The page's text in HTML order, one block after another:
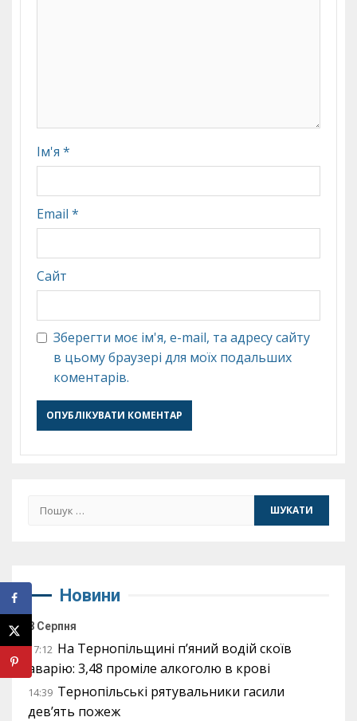
Ім'я *
Email *
Сайт
Зберегти моє ім'я, e-mail, та адресу сайту
в цьому браузері для моїх подальших
коментарів.
Пошук:
Новини
8 Серпня
17:12 На Тернопільщині п’яний водій скоїв
аварію: 3,48 проміле алкоголю в крові
14:39 Тернопільські рятувальники гасили
дев’ять пожеж